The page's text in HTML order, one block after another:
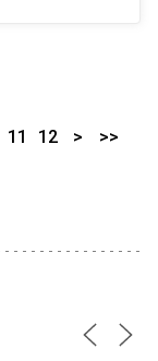
11 12 > >>